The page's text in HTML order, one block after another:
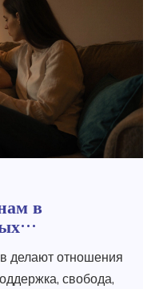
в
делают отношения
свобода,